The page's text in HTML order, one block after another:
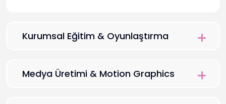
Kurumsal Eğitim & Oyunlaştırma
Medya Üretimi & Motion Graphics